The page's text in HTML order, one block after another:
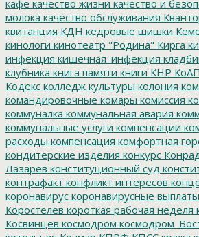
кафе качество жизни качество и
молока качество обслуживания
квитанция КДН кедровые шишки
кинологи кинотеатр "Родина" Кирга
инфекция кишечная_инфекция
клубника книга памяти книги КНР КоАП
Кодекс колледж культуры колония
командировочные комары комиссия
коммуналка коммунальная авария
коммунальные услуги компенсации
расходы компенсация комфортная
кондитерские изделия конкурс Конрад
Лазарев конституционный суд
контрафакт конфликт интересов
коронавирус коронавирусные выплаты
Коростелев короткая рабочая неделя
Косвинцев космодром